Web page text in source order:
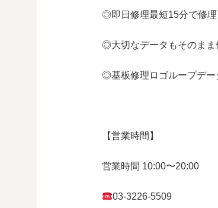
◎即日修理最短15分で修理
◎大切なデータもそのまま
◎基板修理 ロゴループデー
【営業時間】
営業時間 10:00〜20:00
03-3226-5509